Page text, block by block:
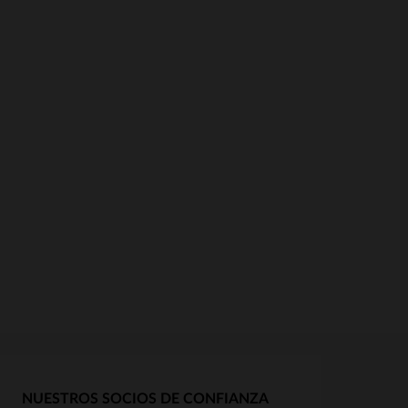
NUESTROS SOCIOS DE CONFIANZA